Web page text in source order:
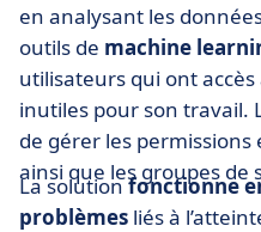
en analysant les
outils de machine
utilisateurs qui ont
inutiles pour son travail.
de gérer les
ainsi que les groupes de
La solutionfonctionne
problèmes liés à